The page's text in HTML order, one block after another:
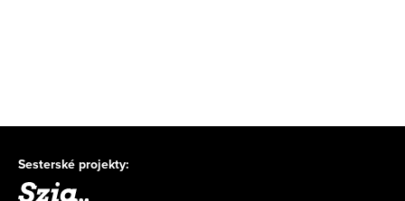
Sesterské projekty: